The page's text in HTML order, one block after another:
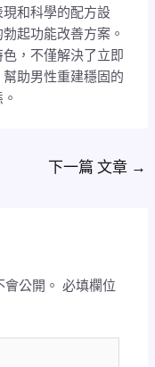
和科學的配方設
起功能改善方案。
，不僅解決了立即
助男性重建穩固的
下一篇 文章 →
公開。 必填欄位